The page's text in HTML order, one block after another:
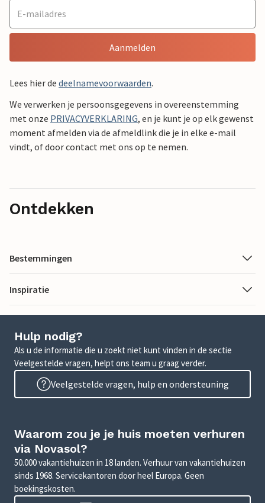
Aanmelden
Lees hier de deelnamevoorwaarden.
We verwerken je persoonsgegevens in overeenstemming
met onze PRIVACYVERKLARING, en je kunt je op elk gewenst
moment afmelden via de afmeldlink die je in elke e-mail
vindt, of door contact met ons op te nemen.
Ontdekken
Bestemmingen
Inspiratie
Hulp nodig?
Als u de informatie die u zoekt niet kunt vinden in de sectie
Veelgestelde vragen, helpt ons team u graag verder.
Veelgestelde vragen, hulp en ondersteuning
Waarom zou je je huis moeten verhuren
via Novasol?
50.000 vakantiehuizen in 18 landen. Verhuur van vakantiehuizen
sinds 1968. Servicekantoren door heel Europa. Geen
boekingskosten.